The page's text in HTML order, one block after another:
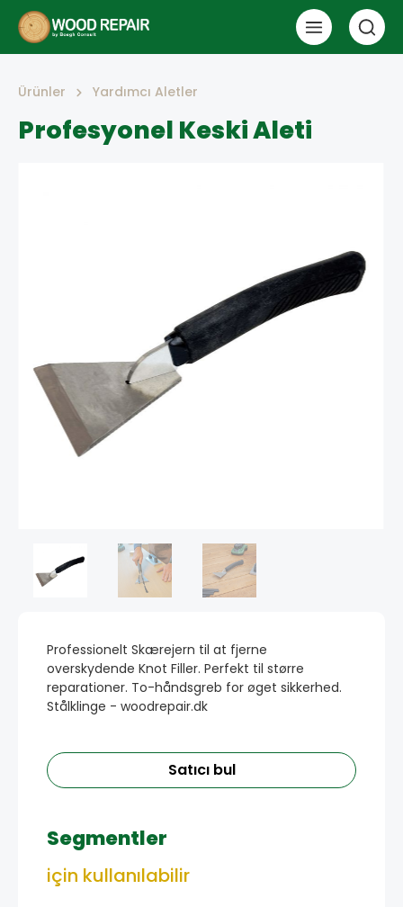
Ürünler Yardımcı Aletler
Profesyonel Keski Aleti
Professionelt Skærejern til at fjerne
overskydende Knot Filler. Perfekt til større
reparationer. To-håndsgreb for øget sikkerhed.
Stålklinge - woodrepair.dk
Satıcı bul
Segmentler
için kullanılabilir